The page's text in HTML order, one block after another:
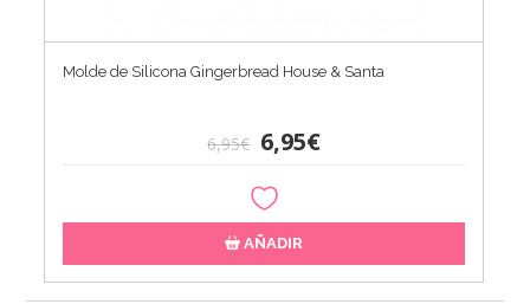
Molde de Silicona Gingerbread House & Santa
6,95€ 6,95€
AÑADIR